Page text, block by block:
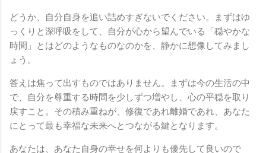
どうか、自分自身を追い詰めすぎないでください。まずはゆ
っくりと深呼吸をして、自分が心から望んでいる「穏やかな
時間」とはどのようなものなのかを、静かに想像してみまし
ょう。
答えは焦って出すものではありません。まずは今の生活の中
で、自分を尊重する時間を少しずつ増やし、心の平穏を取り
戻すこと。その積み重ねが、修復であれ離婚であれ、あなた
にとって最も幸福な未来へとつながる鍵となります。
あなたは、あなた自身の幸せを何よりも優先して良いので